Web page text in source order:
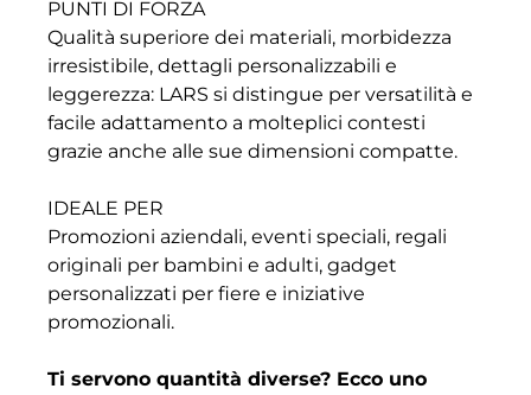
PUNTI DI FORZA
Qualità superiore dei materiali, morbidezza
irresistibile, dettagli personalizzabili e
leggerezza: LARS si distingue per versatilità e
facile adattamento a molteplici contesti
grazie anche alle sue dimensioni compatte.
IDEALE PER
Promozioni aziendali, eventi speciali, regali
originali per bambini e adulti, gadget
personalizzati per fiere e iniziative
promozionali.
Ti servono quantità diverse? Ecco uno